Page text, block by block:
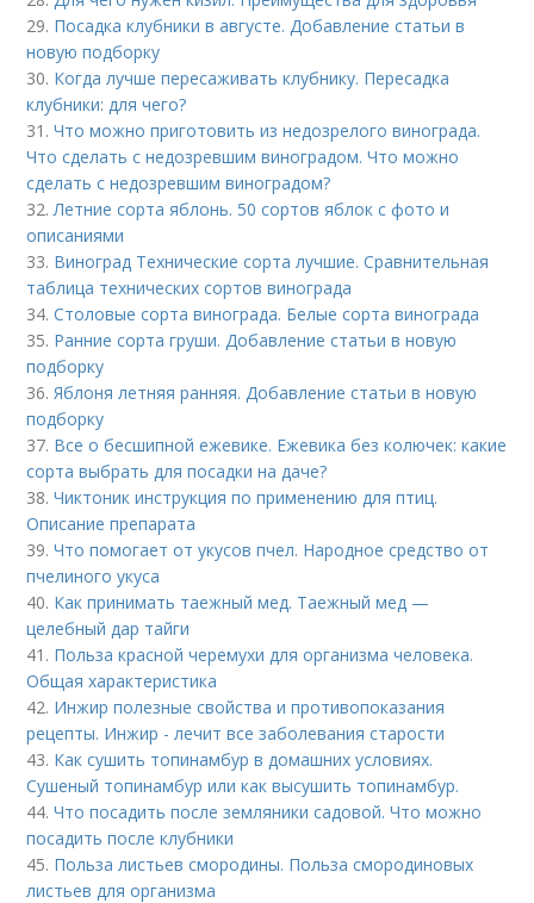
29. Посадка клубники в августе. Добавление статьи в
новую подборку
30. Когда лучше пересаживать клубнику. Пересадка
клубники: для чего?
31.Что можно приготовить из недозрелого винограда.
Что сделать с недозревшим виноградом. Что можно
сделать с недозревшим виноградом?
32.Летние сорта яблонь. 50 сортов яблок с фото и
описаниями
33. Виноград Технические сорта лучшие. Сравнительная
таблица технических сортов винограда
34.Столовые сорта винограда. Белые сорта винограда
35. Ранние сорта груши. Добавление статьи в новую
подборку
36.Яблоня летняя ранняя. Добавление статьи в новую
подборку
37. Все о бесшипной ежевике. Ежевика без колючек: какие
сорта выбрать для посадки на даче?
38.Чиктоник инструкция по применению для птиц.
Описание препарата
39.Что помогает от укусов пчел. Народное средство от
пчелиного укуса
40. Как принимать таежный мед. Таежный мед —
целебный дар тайги
41. Польза красной черемухи для организма человека.
Общая характеристика
42. Инжир полезные свойства и противопоказания
рецепты. Инжир - лечит все заболевания старости
43. Как сушить топинамбур в домашних условиях.
Сушеный топинамбур или как высушить топинамбур.
44.Что посадить после земляники садовой. Что можно
посадить после клубники
45. Польза листьев смородины. Польза смородиновых
листьев для организма